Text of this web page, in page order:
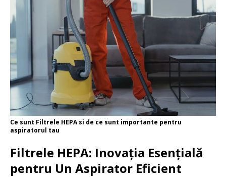
Ce sunt Filtrele HEPA si de ce sunt importante pentru
aspiratorul tau
Filtrele HEPA: Inovația Esențială
pentru Un Aspirator Eficient